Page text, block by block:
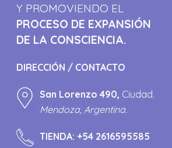
Y PROMOVIENDO EL
PROCESO DE EXPANSIÓN
DE LA CONSCIENCIA.
DIRECCIÓN / CONTACTO
San Lorenzo 490, Ciudad.
Mendoza, Argentina.
TIENDA:+54 2616595585